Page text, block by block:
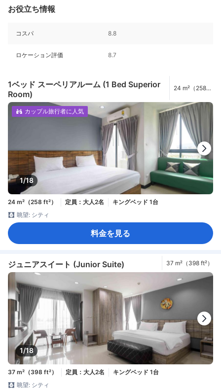
お役立ち情報
コスパ 8.8
ロケーション評価 8.7
1ベッド スーペリアルーム (1 Bed Superior
Room)
24 m²（258
1/18
カップル旅行者に人気
24 m²（258 ft²） 定員：大人2名
キングベッド 1台
眺望: シティ
料金を見る
ジュニアスイート (Junior Suite) 37 m²（398 ft²）
1/18
37 m²（398 ft²） 定員：大人2名
キングベッド 1台
眺望: シティ